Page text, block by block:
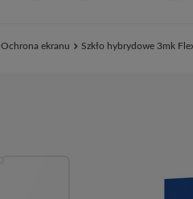
Ochrona ekranu Szkło hybrydowe 3mk